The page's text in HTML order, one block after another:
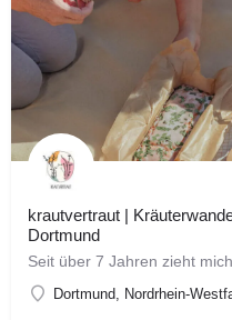
krautvertraut |
Dortmund
Dortmund, Nordrhein-